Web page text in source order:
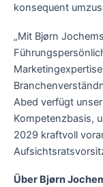
konsequent
„Mit Bjørn
Abed verfügt
Kompetenzbasis,
2029 kraftvoll
Über Bjørn